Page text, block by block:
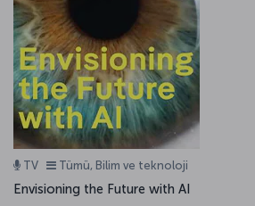
TV Tümü, Bilim ve teknoloji
Envisioning the Future with AI